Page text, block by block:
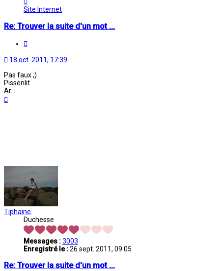
Oriane
Site Internet
Re: Trouver la suite d'un mot ...
18 oct. 2011, 17:39
Pas faux ;)
Pissenlit
Ar...
Tiphaine.
Duchesse
Messages :3003
Enregistré le :26 sept. 2011, 09:05
Re: Trouver la suite d'un mot ...